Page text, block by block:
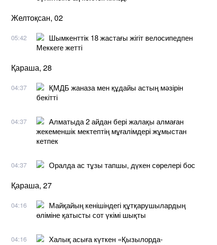
Желтоқсан, 02
05:42
Шымкенттік 18 жастағы жігіт велосипедпен
Меккеге жетті
Қараша, 28
04:37
ҚМДБ жаназа мен құдайы астың мәзірін
бекітті
04:37
Алматыда 2 айдан бері жалақы алмаған
жекеменшік мектептің мұғалімдері жұмыстан
кетпек
04:37 Оралда ас тұзы тапшы, дүкен сөрелері бос
Қараша, 27
04:16
Майқайың кенішіндегі құтқарушылардың
өліміне қатысты сот үкімі шықты
04:16
Халық асыға күткен «Қызылорда-